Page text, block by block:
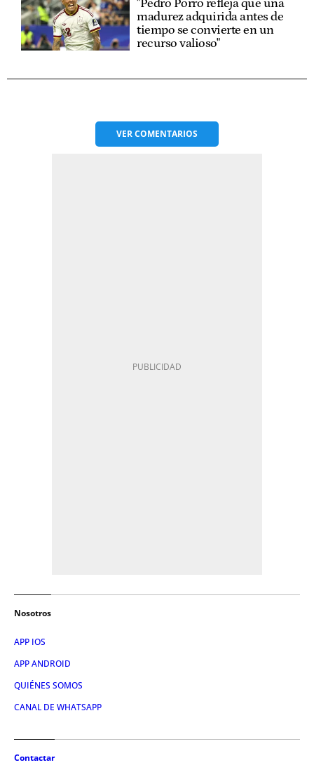
"Pedro Porro refleja que una
madurez adquirida antes de
tiempo se convierte en un
recurso valioso"
VERCOMENTARIOS
Nosotros
APP IOS
APP ANDROID
QUIÉNES SOMOS
CANAL DE WHATSAPP
Contactar